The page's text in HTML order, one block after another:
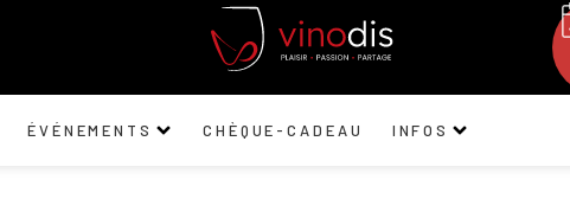
ÉVÉNEMENTS CHÈQUE-CADEAU INFOS